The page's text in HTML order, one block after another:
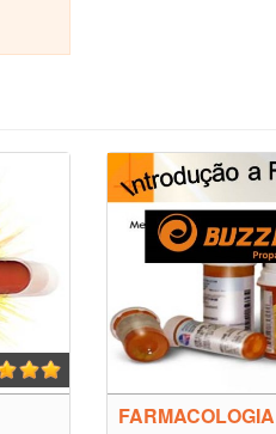
FARMACOLOGIA